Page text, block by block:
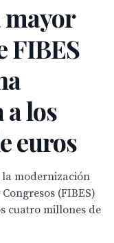
mayor
FIBES
los
euros
la modernización
(FIBES)
cuatro millones de